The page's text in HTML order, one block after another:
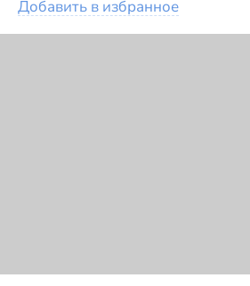
Добавить в избранное